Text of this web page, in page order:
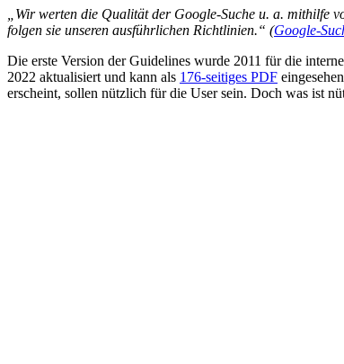
„Wir werten die Qualität der Google-Suche u. a. mithilfe
folgen sie unseren ausführlichen Richtlinien.“ (Google-
Die erste Version der Guidelines wurde 2011 für die
2022 aktualisiert und kann als 176-seitiges PDF
erscheint, sollen nützlich für die User sein. Doch was ist